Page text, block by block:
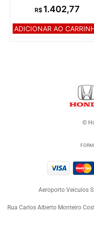
R$ 1.402,77
ADICIONAR AO
©
Aeroporto Veiculos
Rua Carlos Alberto Monteiro